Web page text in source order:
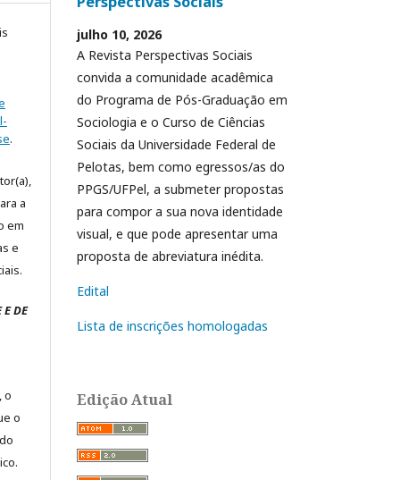
.
a
em
e
E DE
o
o
julho 10, 2026
A Revista Perspectivas Sociais
convida a comunidade acadêmica
do Programa de Pós-Graduação em
Sociologia e o Curso de Ciências
Sociais da Universidade Federal de
Pelotas, bem como egressos/as do
PPGS/UFPel, a submeter propostas
para compor a sua nova identidade
visual, e que pode apresentar uma
proposta de abreviatura inédita.
Edital
Lista de inscrições homologadas
Edição Atual